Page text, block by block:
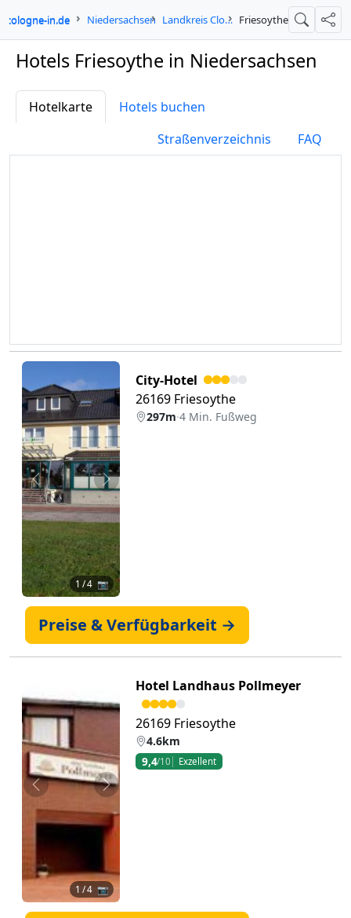
cologne-in.de Niedersachsen Landkreis Cloppenburg Friesoythe Suche
Hotels Friesoythe in Niedersachsen
Hotelkarte
Hotels buchen
Straßenverzeichnis
FAQ
Zurück Weiter
1 / 4 📷
City-Hotel
26169 Friesoythe
297m·4 Min. Fußweg
Preise & Verfügbarkeit →
Zurück Weiter
1 / 4 📷
Hotel Landhaus Pollmeyer
26169 Friesoythe
4.6km
9,4/10 Exzellent